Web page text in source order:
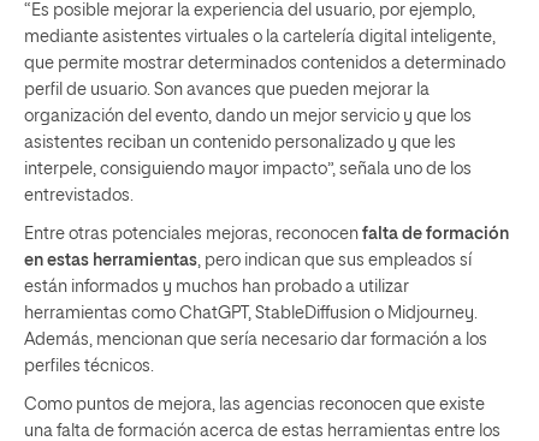
“Es posible mejorar la experiencia del usuario, por ejemplo,
mediante asistentes virtuales o la cartelería digital inteligente,
que permite mostrar determinados contenidos a determinado
perfil de usuario. Son avances que pueden mejorar la
organización del evento, dando un mejor servicio y que los
asistentes reciban un contenido personalizado y que les
interpele, consiguiendo mayor impacto”, señala uno de los
entrevistados.
Entre otras potenciales mejoras, reconocen falta de formación
en estas herramientas , pero indican que sus empleados sí
están informados y muchos han probado a utilizar
herramientas como ChatGPT, StableDiffusion o Midjourney.
Además, mencionan que sería necesario dar formación a los
perfiles técnicos.
Como puntos de mejora, las agencias reconocen que existe
una falta de formación acerca de estas herramientas entre los